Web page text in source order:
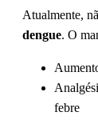
Atualmente,
dengue. O
febre